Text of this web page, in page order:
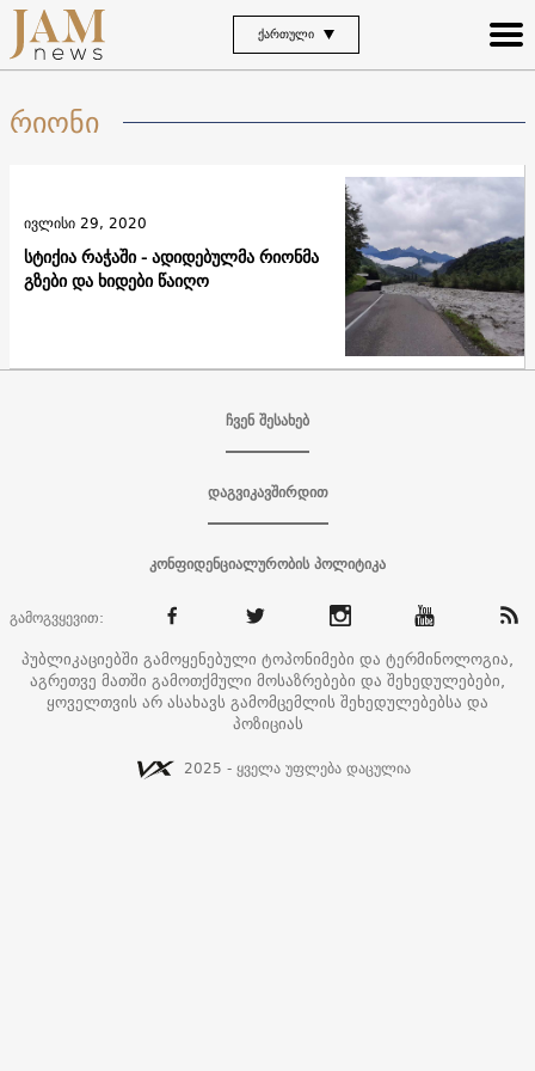
ᲥᲐᲠᲗᲣᲚᲘ
რიონი
სტიქია რაჭაში - ადიდებულმა რიონმა
გზები და ხიდები წაიღო
ივლისი 29, 2020
ჩვენ შესახებ
დაგვიკავშირდით
კონფიდენციალურობის პოლიტიკა
გამოგვყევით:
პუბლიკაციებში გამოყენებული ტოპონიმები და ტერმინოლოგია,
აგრეთვე მათში გამოთქმული მოსაზრებები და შეხედულებები,
ყოველთვის არ ასახავს გამომცემლის შეხედულებებსა და
პოზიციას
2025 - ყველა უფლება დაცულია